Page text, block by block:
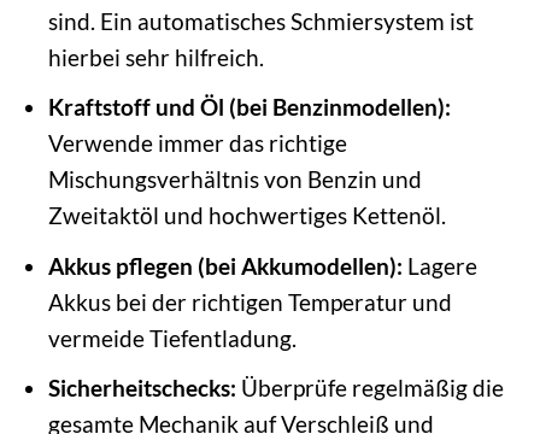
sind. Ein automatisches Schmiersystem ist
hierbei sehr hilfreich.
Kraftstoff und Öl (bei Benzinmodellen):
Verwende immer das richtige
Mischungsverhältnis von Benzin und
Zweitaktöl und hochwertiges Kettenöl.
Akkus pflegen (bei Akkumodellen): Lagere
Akkus bei der richtigen Temperatur und
vermeide Tiefentladung.
Sicherheitschecks: Überprüfe regelmäßig die
gesamte Mechanik auf Verschleiß und